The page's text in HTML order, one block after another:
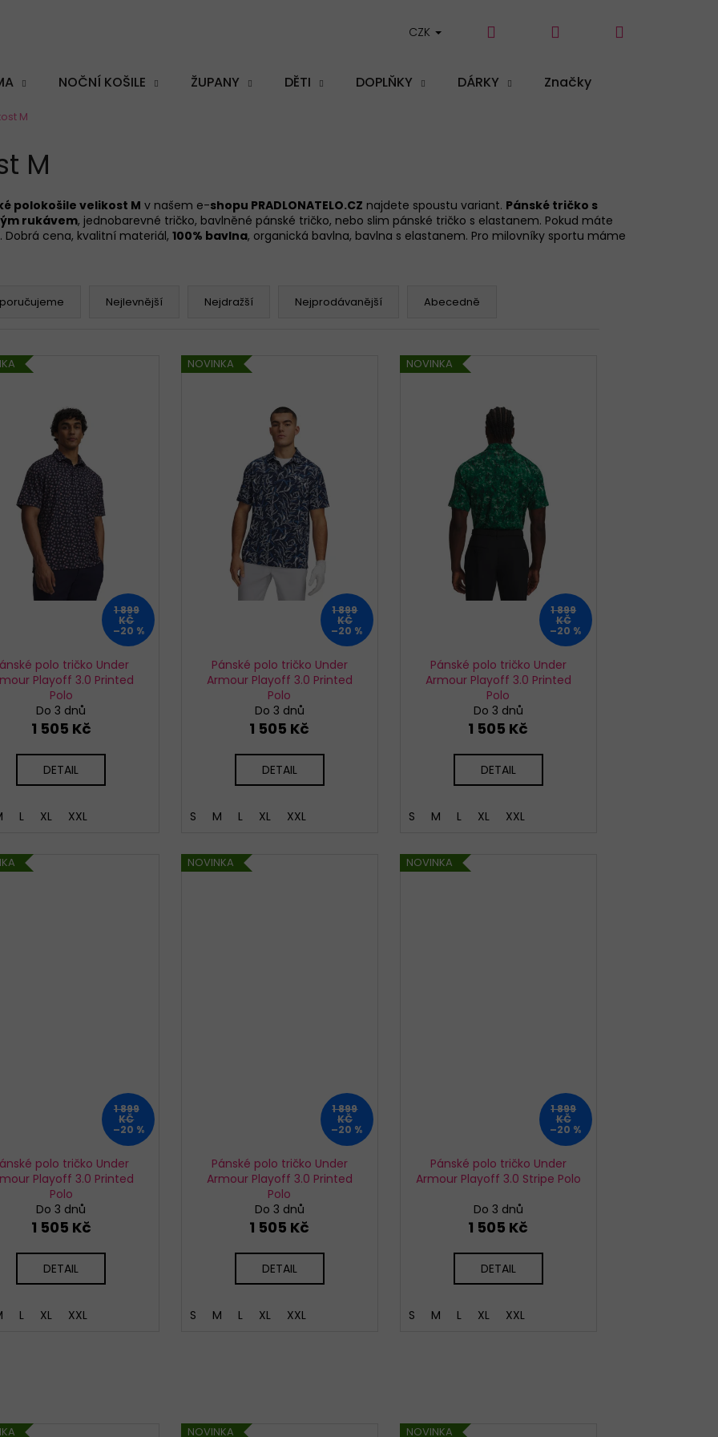
NOČNÍ KOŠILE ŽUPANY DĚTI DOPLŇKY DÁRKY Značky
CZK Přihlášení
M
M
polokošile velikost M v našem e-shopu PRADLONATELO.CZ najdete spoustu variant. Pánské tričko s
rukávem, jednobarevné tričko, bavlněné pánské tričko, nebo slim pánské tričko s elastanem. Pokud máte
cena, kvalitní materiál, 100% bavlna, organická bavlna, bavlna s elastanem. Pro milovníky sportu máme
Nejlevnější Nejdražší Nejprodávanější Abecedně
1 899
KČ
–20 %
polo tričko Under
Playoff 3.0 Printed
Polo
Do 3 dnů
1 505 Kč
DETAIL
L XL XXL
NOVINKA
1 899
KČ
–20 %
Pánské polo tričko Under
Armour Playoff 3.0 Printed
Polo
Do 3 dnů
1 505 Kč
DETAIL
S M L XL XXL
NOVINKA
1 899
KČ
–20 %
Pánské polo tričko Under
Armour Playoff 3.0 Printed
Polo
Do 3 dnů
1 505 Kč
DETAIL
S M L XL XXL
1 899
KČ
–20 %
polo tričko Under
Playoff 3.0 Printed
Polo
Do 3 dnů
1 505 Kč
DETAIL
L XL XXL
NOVINKA
1 899
KČ
–20 %
Pánské polo tričko Under
Armour Playoff 3.0 Printed
Polo
Do 3 dnů
1 505 Kč
DETAIL
S M L XL XXL
NOVINKA
1 899
KČ
–20 %
Pánské polo tričko Under
Armour Playoff 3.0 Stripe Polo
Do 3 dnů
1 505 Kč
DETAIL
S M L XL XXL
NOVINKA NOVINKA
HLEDAT
Doporučujeme
KALHOTKY BAVLNĚNÉ 3679 LOVELYGIRL
TRENÝRKY CORNETTE CLASSIC 001/197
319 Kč